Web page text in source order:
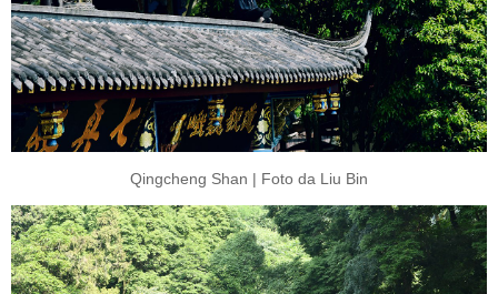
Qingcheng Shan | Foto da Liu Bin